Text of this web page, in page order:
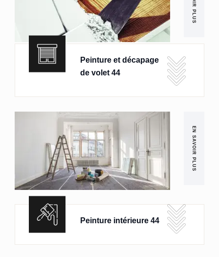
Peinture et décapage
de volet 44
EN SAVOIR PLUS
Peinture intérieure 44